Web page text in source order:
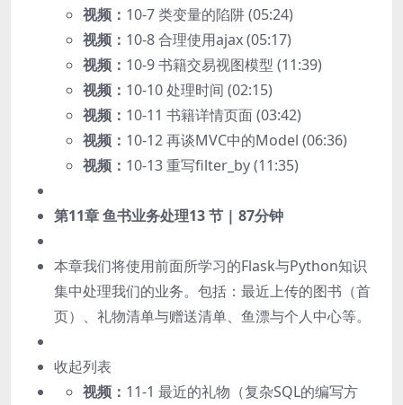
视频： 10-7 类变量的陷阱 (05:24)
视频： 10-8 合理使用ajax (05:17)
视频： 10-9 书籍交易视图模型 (11:39)
视频： 10-10 处理时间 (02:15)
视频： 10-11 书籍详情页面 (03:42)
视频： 10-12 再谈MVC中的Model (06:36)
视频： 10-13 重写filter_by (11:35)
第11章 鱼书业务处理13 节 | 87分钟
本章我们将使用前面所学习的Flask与Python知识
集中处理我们的业务。包括：最近上传的图书（首
页）、礼物清单与赠送清单、鱼漂与个人中心等。
收起列表
视频： 11-1 最近的礼物（复杂SQL的编写方